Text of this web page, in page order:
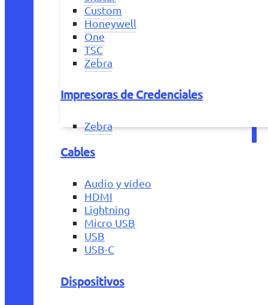
Custom
Honeywell
One
TSC
Zebra
Impresoras de Credenciales
Zebra
Cables
Audio y vídeo
HDMI
Lightning
Micro USB
USB
USB-C
Dispositivos